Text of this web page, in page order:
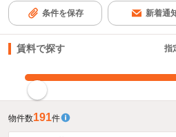
条件を保存 新着通
賃料で探す 指
物件数191件